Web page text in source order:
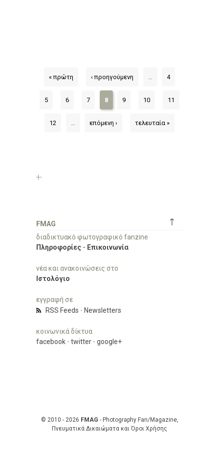
« πρώτη ‹ προηγούμενη … 4
5 6 7 8 9 10 11
12 … επόμενη › τελευταία »
↑
FMAG
διαδικτυακό φωτογραφικό fanzine
Πληροφορίες - Επικοινωνία
νέα και ανακοινώσεις στο
Ιστολόγιο
εγγραφή σε
RSS Feeds - Newsletters
κοινωνικά δίκτυα
facebook - twitter - google+
© 2010 - 2026 FMAG - Photography Fan/Magazine,
Πνευματικά Δικαιώματα και Όροι Χρήσης